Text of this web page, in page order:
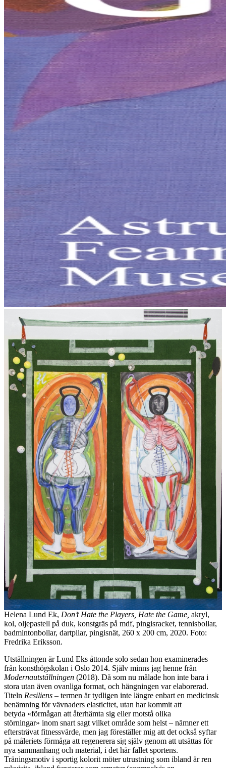
Helena Lund Ek, Don’t Hate the Players, Hate the Game, akryl,
kol, oljepastell på duk, konstgräs på mdf, pingisracket, tennisbollar,
badmintonbollar, dartpilar, pingisnät, 260 x 200 cm, 2020. Foto:
Fredrika Eriksson.
Utställningen är Lund Eks åttonde solo sedan hon examinerades
från konsthögskolan i Oslo 2014. Själv minns jag henne från
Modernautställningen (2018). Då som nu målade hon inte bara i
stora utan även ovanliga format, och hängningen var elaborerad.
Titeln Resiliens – termen är tydligen inte längre enbart en medicinsk
benämning för vävnaders elasticitet, utan har kommit att
betyda «förmågan att återhämta sig eller motstå olika
störningar» inom snart sagt vilket område som helst – nämner ett
eftersträvat fitnessvärde, men jag föreställer mig att det också syftar
på måleriets förmåga att regenerera sig själv genom att utsättas för
nya sammanhang och material, i det här fallet sportens.
Träningsmotiv i sportig kolorit möter utrustning som ibland är ren